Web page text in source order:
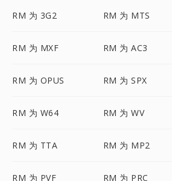
RM 为 3G2 RM 为 MTS
RM 为 MXF RM 为 AC3
RM 为 OPUS RM 为 SPX
RM 为 W64 RM 为 WV
RM 为 TTA RM 为 MP2
RM 为 PVF RM 为 PRC